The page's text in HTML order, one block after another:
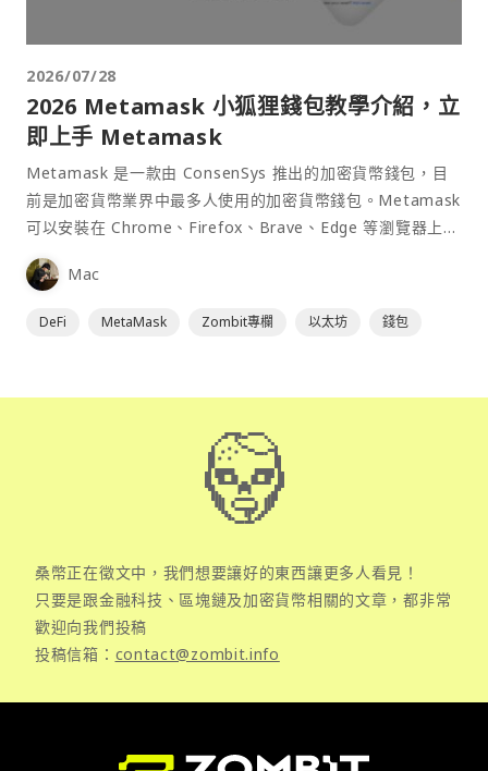
2026/07/28
2026 Metamask 小狐狸錢包教學介紹，立
即上手 Metamask
Metamask 是一款由 ConsenSys 推出的加密貨幣錢包，目
前是加密貨幣業界中最多人使用的加密貨幣錢包。Metamask
可以安裝在 Chrome、Firefox、Brave、Edge 等瀏覽器上作
為插件使用，具備許多功能且使用上非常方便。
Mac
DeFi MetaMask Zombit專欄 以太坊 錢包
桑幣正在徵文中，我們想要讓好的東西讓更多人看見！
只要是跟金融科技、區塊鏈及加密貨幣相關的文章，都非常
歡迎向我們投稿
投稿信箱： contact@zombit.info